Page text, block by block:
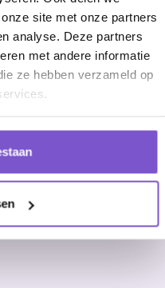
site met onze partners
analyse. Deze partners
met andere informatie
ze hebben verzameld op